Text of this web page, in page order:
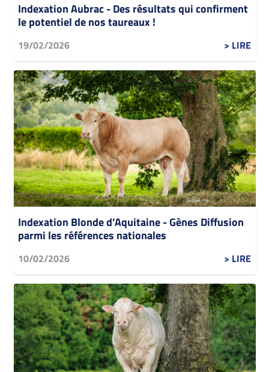
Indexation Aubrac - Des résultats qui confirment
le potentiel de nos taureaux !
19/02/2026 > LIRE
Indexation Blonde d’Aquitaine - Gènes Diffusion
parmi les références nationales
10/02/2026 > LIRE